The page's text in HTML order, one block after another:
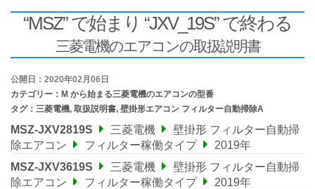
“MSZ” で始まり “JXV_19S” で終わる
三菱電機のエアコンの取扱説明書
公開日：2020年02月06日
カテゴリー： M から始まる三菱電機のエアコンの型番
タグ： 三菱電機, 取扱説明書, 壁掛形エアコン フィルター自動掃除A
MSZ-JXV2819S 三菱電機
壁掛形 フィルター自動掃
除エアコン
フィルター稼働タイプ
2019年
MSZ-JXV3619S
三菱電機
壁掛形 フィルター自動掃
除エアコン
フィルター稼働タイプ
2019年